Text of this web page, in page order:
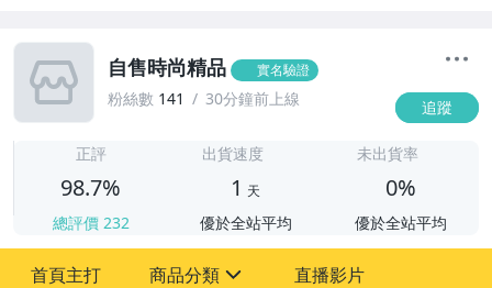
自售時尚精品 實名驗證
粉絲數 141 30分鐘前上線 追蹤
正評
98.7%
總評價 232
出貨速度
1 天
優於全站平均
未出貨率
0%
優於全站平均
首頁主打 商品分類 直播影片